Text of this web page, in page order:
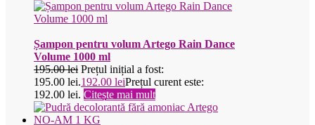
Șampon pentru volum Artego Rain Dance
Volume 1000 ml
195.00lei Prețul inițial a fost:
195.00 lei.192.00 leiPrețul curent este:
192.00 lei. Citește mai mult